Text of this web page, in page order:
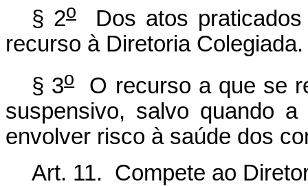
§ 2o
Dos atos praticados
recurso à Diretoria Colegiada.
§ 3oO recurso a que se
suspensivo, salvo quando
envolver risco à saúde dos
Art. 11. Compete ao